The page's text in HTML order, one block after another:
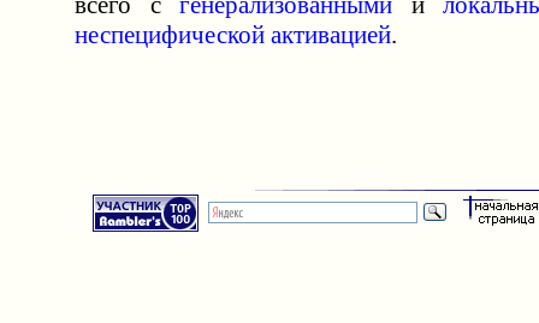
неспецифической активацией.